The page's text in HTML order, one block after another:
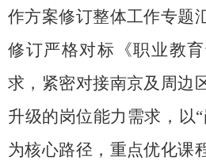
作方案修订整体工作专题
修订严格对标《职业教
求，紧密对接南京及周边
升级的岗位能力需求，以
为核心路径，重点优化课